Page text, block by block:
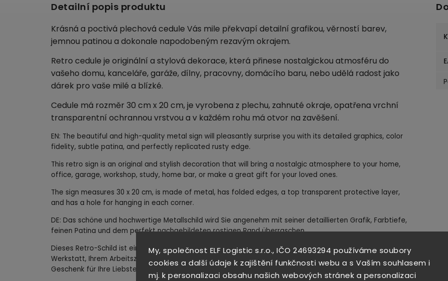
My, společnost ELF Logistic s.r.o., IČO 24693294 používáme soubory
cookies a další údaje k zajištění funkčnosti webu a s Vaším souhlasem i
mj. k personalizaci obsahu našich webových stránek a personalizaci
Detailní popis produktu
Krásná a poctivá plechová cedule Vás mile překvapí detailní grafikou, věrností barev,
jemnou patinou a dokonale napodobeným rezavým okrajem.
Retro cedule je originální a stylová dekorace, která přinese nostalgickou atmosféru do
vašeho domu, kanceláře, garáže, dílny, pracovny, domácího baru, nebo udělá radost jako
dárek pro vaše milé a blízké.
Cedule má rozměr 30 cm x 20 cm, je vyrobena z plechu, zahnuté okraje, opatřena vrchní
transparentní ochrannou vrstvou a v každém rohu má otvor na zavěšení.
EN: The beautiful and high-quality metal sign will pleasantly surprise you with its detailed graphics, color
fidelity, subtle patina, and perfectly replicated rusty edge.
This retro sign is an original and stylish decoration that will bring a nostalgic atmosphere to your home,
office, garage, workshop, study, home bar, or make a great gift for your loved ones.
The sign measures 30 x 20 cm, is made of metal, has folded edges, a top transparent protective layer,
and has a hole for hanging in each corner.
DE: Das schöne und hochwertige Metallschild wird Sie angenehm mit seiner detaillierten Grafik, Farbtiefe,
feinen Patina und dem perfekt nachgebildeten rostigen Rand überraschen.
Dieses Retro-Schild ist eine originelle und stilvolle Dekoration, die Ihrem Zuhause, Büro, Ihrer Garage,
Werkstatt, Ihrem Arbeitszimmer oder Ihrem Heimbar eine nostalgische Atmosphäre verleiht oder als
Geschenk für Ihre Liebsten eine große Freude bereitet.